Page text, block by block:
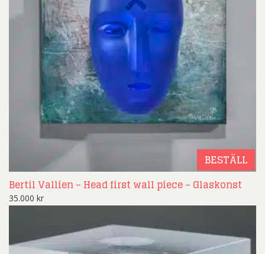
BESTÄLL
Bertil Vallien – Head first wall piece – Glaskonst
35.000 kr